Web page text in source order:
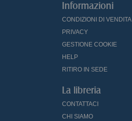
Informazioni
CONDIZIONI DI VENDITA
PRIVACY
GESTIONE COOKIE
HELP
RITIRO IN SEDE
La libreria
CONTATTACI
CHI SIAMO